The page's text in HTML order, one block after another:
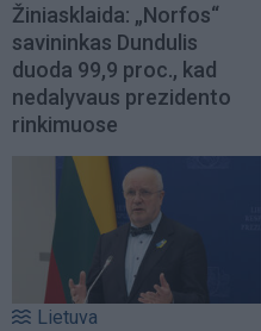
Žiniasklaida: „Norfos“
savininkas Dundulis
duoda 99,9 proc., kad
nedalyvaus prezidento
rinkimuose
Lietuva